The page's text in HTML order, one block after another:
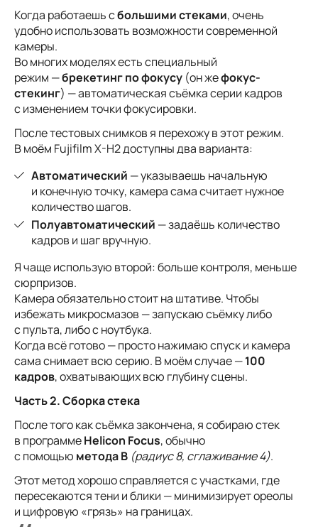
Когда работаешь сбольшими стеками, очень
удобно использовать возможности современной
камеры.
Во многих моделях есть специальный
режим —брекетинг по фокусу (он жефокус-
стекинг) — автоматическая съёмка серии кадров
с изменением точки фокусировки.
После тестовых снимков я перехожу в этот режим.
В моём Fujifilm X-H2 доступны два варианта:
Автоматический — указываешь начальную
и конечную точку, камера сама считает нужное
количество шагов.
Полуавтоматический — задаёшь количество
кадров и шаг вручную.
Я чаще использую второй: больше контроля, меньше
сюрпризов.
Камера обязательно стоит на штативе. Чтобы
избежать микросмазов — запускаю съёмку либо
с пульта, либо с ноутбука.
Когда всё готово — просто нажимаю спуск и камера
сама снимает всю серию. В моём случае —100
кадров, охватывающих всю глубину сцены.
Часть 2. Сборка стека
После того как съёмка закончена, я собираю стек
в программеHelicon Focus, обычно
с помощью метода B (радиус 8, сглаживание 4).
Этот метод хорошо справляется с участками, где
пересекаются тени и блики — минимизирует ореолы
и цифровую «грязь» на границах.